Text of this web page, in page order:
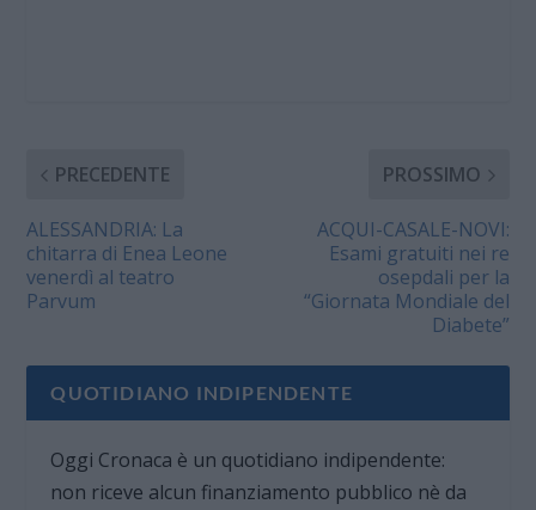
PRECEDENTE
ALESSANDRIA: La
chitarra di Enea Leone
venerdì al teatro
Parvum
PROSSIMO
ACQUI-CASALE-NOVI:
Esami gratuiti nei re
osepdali per la
“Giornata Mondiale del
Diabete”
QUOTIDIANO INDIPENDENTE
Oggi Cronaca è un quotidiano indipendente:
non riceve alcun finanziamento pubblico nè da